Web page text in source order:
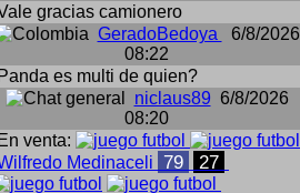
gracias camionero
GeradoBedoya
6/8/2026
08:22
Panda es multi de quien?
niclaus89 6/8/2026
08:20
En venta:
Medinaceli
79 27